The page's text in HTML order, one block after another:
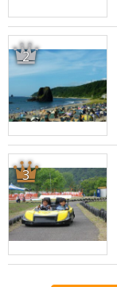
2
3